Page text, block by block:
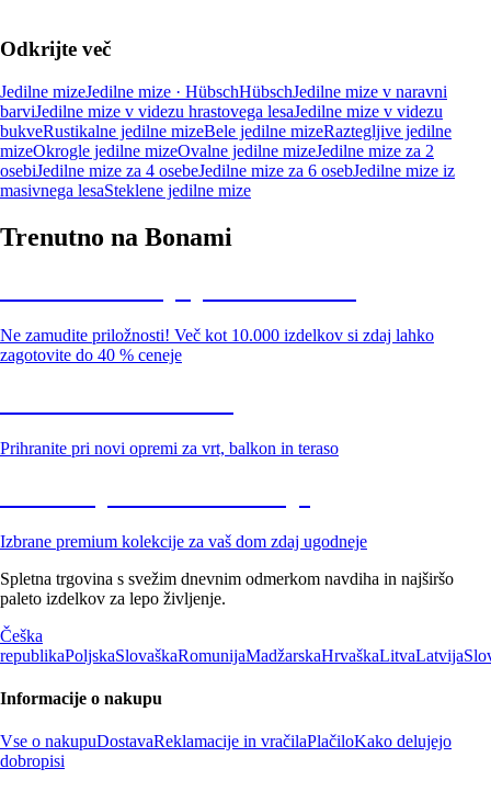
Odkrijte več
Jedilne mizeJedilne mize · HübschHübschJedilne mize v naravni
barviJedilne mize v videzu hrastovega lesaJedilne mize v videzu
bukveRustikalne jedilne mizeBele jedilne mizeRaztegljive jedilne
mizeOkrogle jedilne mizeOvalne jedilne mizeJedilne mize za 2
osebiJedilne mize za 4 osebeJedilne mize za 6 osebJedilne mize iz
masivnega lesaSteklene jedilne mize
Trenutno na Bonami
Ne zamudite priložnosti! Več kot 10.000 izdelkov si zdaj lahko
zagotovite do 40 % ceneje
Prihranite pri novi opremi za vrt, balkon in teraso
Izbrane premium kolekcije za vaš dom zdaj ugodneje
Spletna trgovina s svežim dnevnim odmerkom navdiha in najširšo
paleto izdelkov za lepo življenje.
Češka
republikaPoljskaSlovaškaRomunijaMadžarskaHrvaškaLitvaLatvija
Informacije o nakupu
Vse o nakupuDostavaReklamacije in vračilaPlačiloKako delujejo
dobropisi